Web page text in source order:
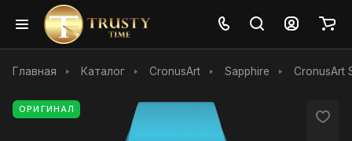
Главная Каталог CronusArt Sapphire CronusArt
ОРИГИНАЛ